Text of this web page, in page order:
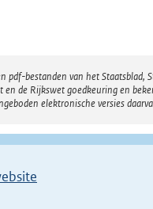
pdf-bestanden van het Staatsblad,
en de Rijkswet goedkeuring en
elektronische versies